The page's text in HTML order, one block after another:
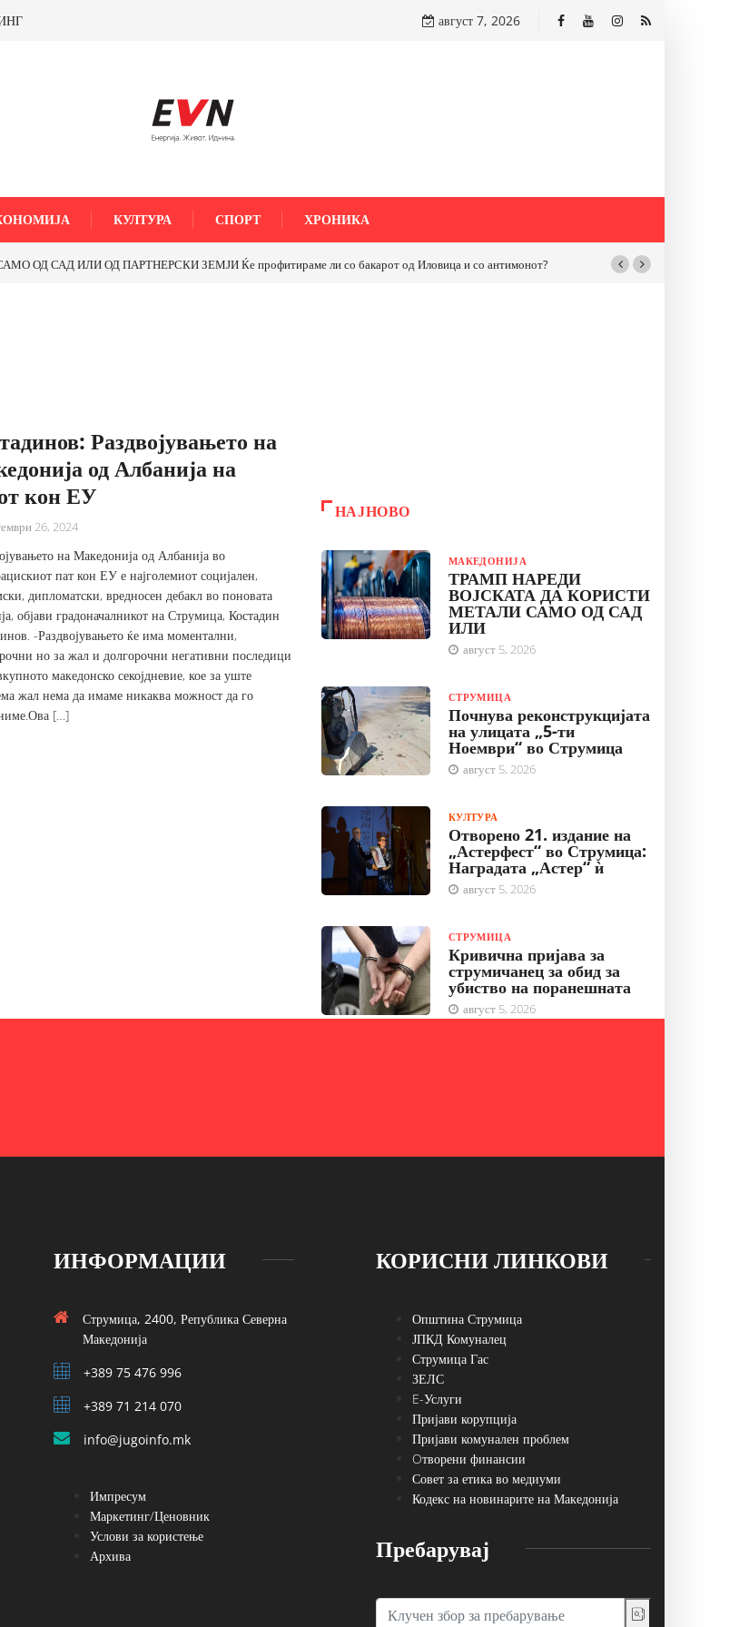
август 7, 2026
КУЛТУРА СПОРТ ХРОНИКА
САД ИЛИ ОД ПАРТНЕРСКИ ЗЕМЈИ Ќе профитираме ли со бакарот од Иловица и со антимонот?
Раздвојувањето на
од Албанија на
кон ЕУ
26, 2024
на Македонија од Албанија во
пат кон ЕУ е најголемиот социјален,
дипломатски, вредносен дебакл во поновата
објави градоначалникот на Струмица, Костадин
-Раздвојувањето ќе има моментални,
но за жал и долгорочни негативни последици
македонско секојдневие, кое за уште
жал нема да имаме никаква можност да го
[…]
НАЈНОВО
МАКЕДОНИЈА
ТРАМП НАРЕДИ
ВОЈСКАТА ДА КОРИСТИ
МЕТАЛИ САМО ОД САД
ИЛИ
август 5, 2026
СТРУМИЦА
Почнува реконструкцијата
на улицата „5-ти
Ноември“ во Струмица
август 5, 2026
КУЛТУРА
Отворено 21. издание на
„Астерфест“ во Струмица:
Наградата „Астер“ ѝ
август 5, 2026
СТРУМИЦА
Кривична пријава за
струмичанец за обид за
убиство на поранешната
август 5, 2026
ИНФОРМАЦИИ
Струмица, 2400, Република Северна
Македонија
+389 75 476 996
+389 71 214 070
info@jugoinfo.mk
Импресум
Маркетинг/Ценовник
Услови за користење
Архива
КОРИСНИ ЛИНКОВИ
Општина Струмица
ЈПКД Комуналец
Струмица Гас
ЗЕЛС
E-Услуги
Пријави корупција
Пријави комунален проблем
Oтворени финансии
Совет за етика во медиуми
Кодекс на новинарите на Македонија
Пребарувај